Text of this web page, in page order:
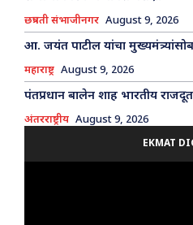
छत्रपती संभाजीनगर August 9, 2026
आ. जयंत पाटील यांचा
महाराष्ट्र August 9, 2026
पंतप्रधान बालेन शाह भारतीय
अंतरराष्ट्रीय August 9, 2026
EKMAT